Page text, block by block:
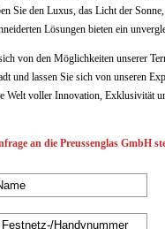
Sie den Luxus, das Licht der
Lösungen bieten ein
von den Möglichkeiten unserer
und lassen Sie sich von unseren
Welt voller Innovation, Exklusivität
an die Preussenglas GmbH